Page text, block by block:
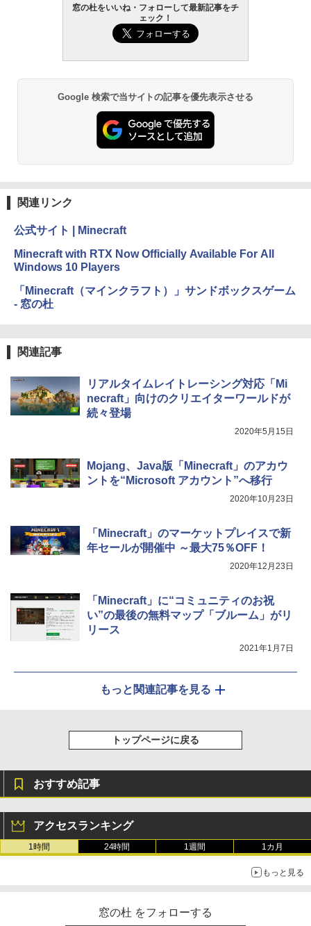
AIイラスト表現辞典: 思い通りの絵を引き
出す プロンプトの言葉 AI画像生成シリー
ズ (はぴーイラストLabo)
1冊ですべて身につくHTML & CSSとWe
bデザイン入門講座［第2版］
￥1,292
めのAIコーディング入門シリーズ
￥99
FM TOWNS ハイパー・カタログ: 本体ハ
Kindle Paperwhite シグニチャーエディ
ション (32GB) 7インチディスプレイ、明
ブラック
Amazon Kindle Paperwhite (16GB) 7イ
ージ、防水、7インチカラーディスプレ
イ、色調調節ライト、最大8週間持続バッ
売)
レージ、ノート機能搭載、明るさ自動調
整、色調調節ライト、プレミアムペン付
き、グラファイト
窓の杜をいいね・フォローして最新記事をチ
ェック！
Google 検索で当サイトの記事を優先表示させる
関連リンク
公式サイト | Minecraft
Minecraft with RTX Now Officially Available For All
Windows 10 Players
「Minecraft（マインクラフト）」サンドボックスゲーム
- 窓の杜
関連記事
リアルタイムレイトレーシング対応「Mi
necraft」向けのクリエイターワールドが
続々登場
2020年5月15日
Mojang、Java版「Minecraft」のアカウ
ントを“Microsoft アカウント”へ移行
2020年10月23日
「Minecraft」のマーケットプレイスで新
年セールが開催中 ～最大75％OFF！
2020年12月23日
「Minecraft」に“コミュニティのお祝
い”の最後の無料マップ「ブルーム」がリ
リース
2021年1月7日
もっと関連記事を見る
トップページに戻る
おすすめ記事
アクセスランキング
1時間 24時間 1週間 1カ月
もっと見る
窓の杜 をフォローする